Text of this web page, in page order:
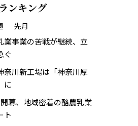
ンキング
先月
業事業の苦戦が継続、立
ぐ
奈川新工場は「神奈川厚
に
幕、地域密着の酪農乳業
ト